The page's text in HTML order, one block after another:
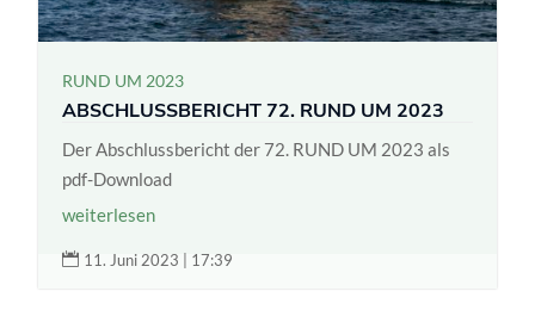
RUND UM 2023
ABSCHLUSSBERICHT 72. RUND UM 2023
Der Abschlussbericht der 72. RUND UM 2023 als
pdf-Download
weiterlesen
 11. Juni 2023 | 17:39